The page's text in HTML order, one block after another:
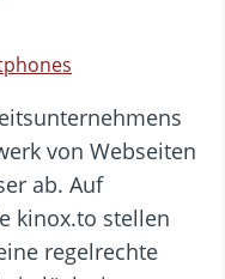
von Webseiten
ab. Auf
kinox.to stellen
regelrechte